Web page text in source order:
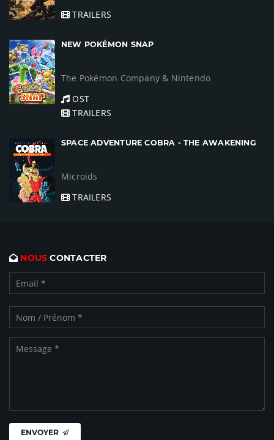
TRAILERS
NEW POKÉMON SNAP
The Pokémon Company & Nintendo
OST
TRAILERS
SPACE ADVENTURE COBRA - THE AWAKENING
Microids
TRAILERS
NOUS CONTACTER
ENVOYER